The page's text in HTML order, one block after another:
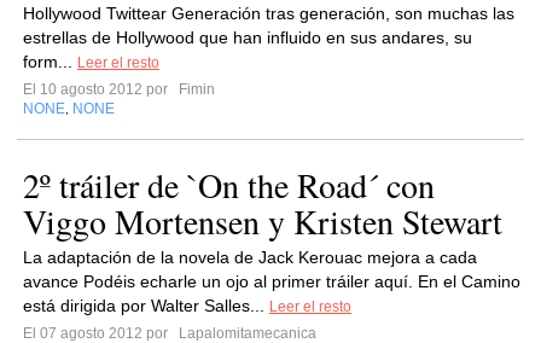
Hollywood Twittear Generación tras generación, son muchas las
estrellas de Hollywood que han influido en sus andares, su
form...
Leer el resto
El 10 agosto 2012 por
Fimin
NONE NONE
2º tráiler de `On the Road´ con
Viggo Mortensen y Kristen Stewart
La adaptación de la novela de Jack Kerouac mejora a cada
avance Podéis echarle un ojo al primer tráiler aquí. En el Camino
está dirigida por Walter Salles...
Leer el resto
El 07 agosto 2012 por
Lapalomitamecanica